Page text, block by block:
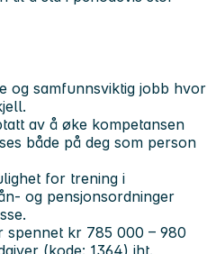
og samfunnsviktig jobb hvor
av å øke kompetansen
både på deg som person
for trening i
og pensjonsordninger
kr 785 000 – 980